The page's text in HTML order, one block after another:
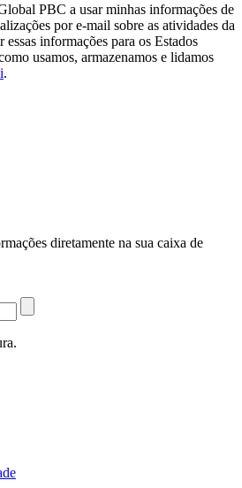
PBC a usar minhas informações de
por e-mail sobre as atividades da
informações para os Estados
usamos, armazenamos e lidamos
.
diretamente na sua caixa de